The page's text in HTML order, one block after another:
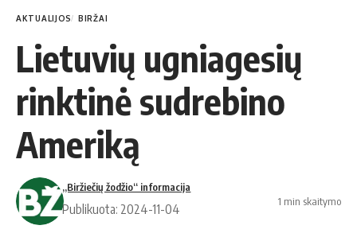
AKTUALIJOS BIRŽAI
Lietuvių ugniagesių
rinktinė sudrebino
Ameriką
„Biržiečių žodžio“ informacija
Publikuota: 2024-11-04
1 min skaitymo